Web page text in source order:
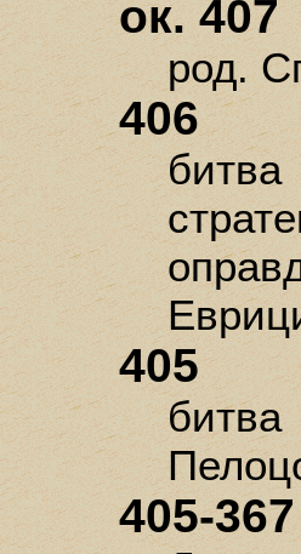
ок. 407
род.
406
405
405-367